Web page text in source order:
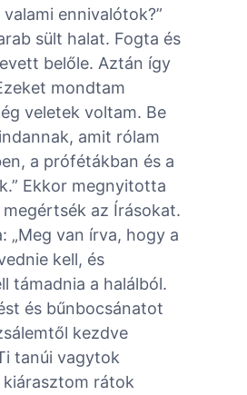
ennivalótok?”
sült halat. Fogta és
belőle. Aztán így
mondtam
veletek voltam. Be
amit rólam
a prófétákban és a
Ekkor megnyitotta
az Írásokat.
„Meg van írva, hogy a
kell, és
támadnia a halálból.
és bűnbocsánatot
kezdve
tanúi vagytok
kiárasztom rátok